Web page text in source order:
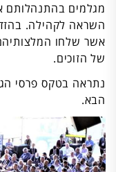
מגלמים בהתנהלותם
השראה לקהילה.
אשר שלחו
של הזוכים.
הבא.